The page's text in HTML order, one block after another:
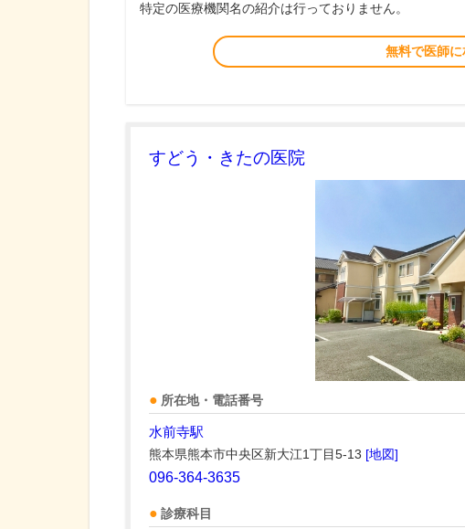
特定の医療機関名の紹介は行っておりません。
無料で医師に
すどう・きたの医院
所在地・電話番号
水前寺駅
熊本県熊本市中央区新大江1丁目5-13 [地図]
096-364-3635
診療科目